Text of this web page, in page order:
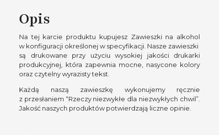
Opis
Na tej karcie produktu kupujesz Zawieszki na alkohol
w konfiguracji określonej w specyfikacji. Nasze zawieszki
są drukowane przy użyciu wysokiej jakości drukarki
produkcyjnej, która zapewnia mocne, nasycone kolory
oraz czytelny wyrazisty tekst.
Każdą naszą zawieszkę wykonujemy ręcznie
z przesłaniem “Rzeczy niezwykłe dla niezwykłych chwil”.
Jakość naszych produktów potwierdzają liczne opinie.